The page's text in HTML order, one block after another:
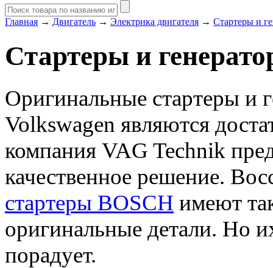
Главная → Двигатель → Электрика двигателя → Стартеры и
Стартеры и
Оригинальные стартеры и
Volkswagen являются
компания VAG Technik
качественное решение.
стартеры BOSCH имеют
оригинальные детали. Но
порадует.